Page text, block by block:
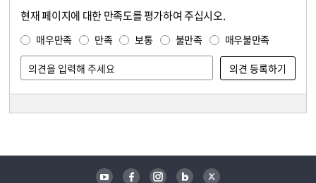
현재 페이지에 대한 만족도를 평가하여 주십시오.
매우만족 만족 보통 불만족 매우불만족
유튜브 페이스북 인스타그램 블로그 트위터